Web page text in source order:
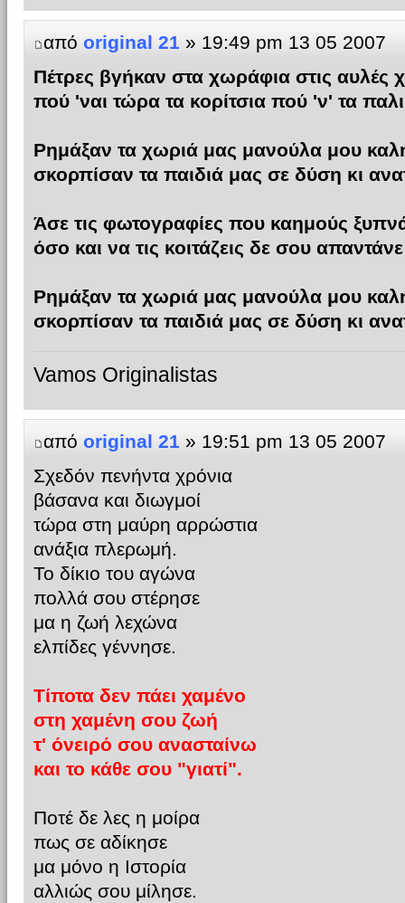
από original 21» 19:49 pm 13 05 2007
Πέτρες βγήκαν στα χωράφια στις αυλές
πού 'ναι τώρα τα κορίτσια πού 'ν' τα
Ρημάξαν τα χωριά μας μανούλα μου
σκορπίσαν τα παιδιά μας σε δύση κι
Άσε τις φωτογραφίες που καημούς
όσο και να τις κοιτάζεις δε σου απαντάνε
Ρημάξαν τα χωριά μας μανούλα μου
σκορπίσαν τα παιδιά μας σε δύση κι
Vamos Originalistas
από original 21» 19:51 pm 13 05 2007
Σχεδόν πενήντα χρόνια
βάσανα και διωγμοί
τώρα στη μαύρη αρρώστια
ανάξια πλερωμή.
Το δίκιο του αγώνα
πολλά σου στέρησε
μα η ζωή λεχώνα
ελπίδες γέννησε.
Τίποτα δεν πάει χαμένο
στη χαμένη σου ζωή
τ' όνειρό σου ανασταίνω
και το κάθε σου "γιατί".
Ποτέ δε λες η μοίρα
πως σε αδίκησε
μα μόνο η Ιστορία
αλλιώς σου μίλησε.